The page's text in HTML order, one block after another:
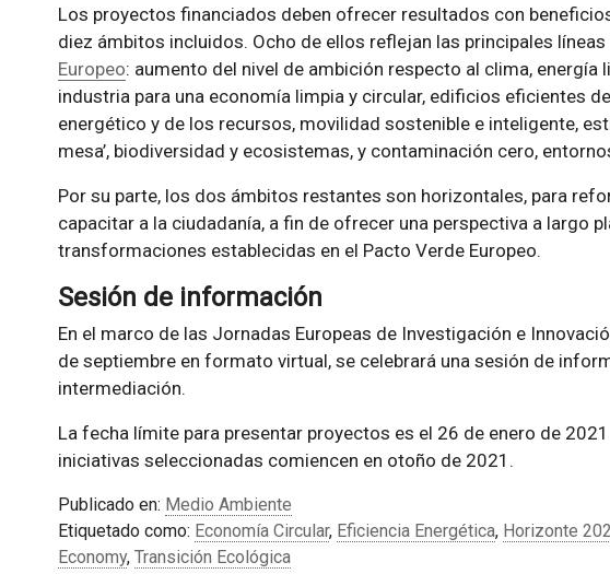
Los proyectos financiados deben ofrecer resultados con
diez ámbitos incluidos. Ocho de ellos reflejan las principales
Europeo: aumento del nivel de ambición respecto al clima, energía
industria para una economía limpia y circular, edificios eficientes
energético y de los recursos, movilidad sostenible e inteligente,
mesa’, biodiversidad y ecosistemas, y contaminación cero,
Por su parte, los dos ámbitos restantes son horizontales, para
capacitar a la ciudadanía, a fin de ofrecer una perspectiva a largo
transformaciones establecidas en el Pacto Verde Europeo.
Sesión de información
En el marco de las Jornadas Europeas de Investigación e
de septiembre en formato virtual, se celebrará una sesión de
intermediación.
La fecha límite para presentar proyectos es el 26 de enero de
iniciativas seleccionadas comiencen en otoño de 2021.
Publicado en: Medio Ambiente
Etiquetado como: Economía Circular, Eficiencia Energética, Horizonte
Economy, Transición Ecológica